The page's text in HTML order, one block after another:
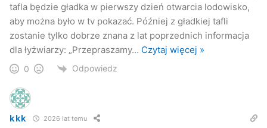
tafla będzie gładka w pierwszy dzień otwarcia lodowisko,
aby można było w tv pokazać. Później z gładkiej tafli
zostanie tylko dobrze znana z lat poprzednich informacja
dla łyżwiarzy: „Przepraszamy… Czytaj więcej »
0 Odpowiedz
kkk 2026 lat temu